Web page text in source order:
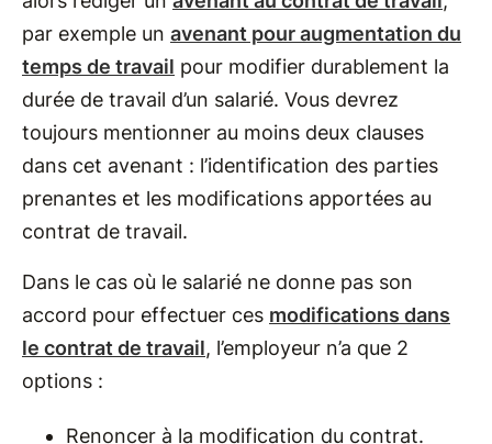
par exemple un avenant pour augmentation du
temps de travail pour modifier durablement la
durée de travail d’un salarié. Vous devrez
toujours mentionner au moins deux clauses
dans cet avenant : l’identification des parties
prenantes et les modifications apportées au
contrat de travail.
Dans le cas où le salarié ne donne pas son
accord pour effectuer ces modifications dans
le contrat de travail, l’employeur n’a que 2
options :
Renoncer à la modification du contrat.